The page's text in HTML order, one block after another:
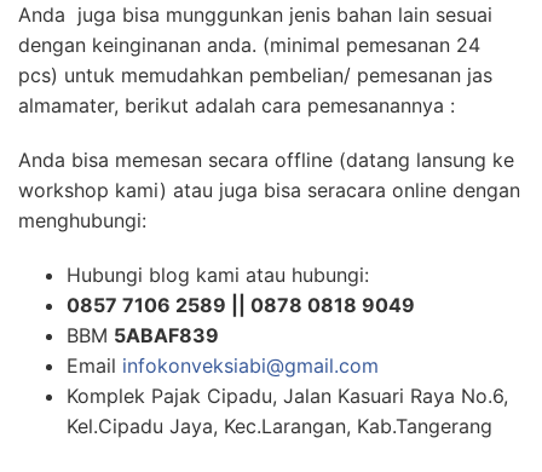
Anda juga bisa munggunkan jenis bahan lain sesuai
dengan keinginanan anda. (minimal pemesanan 24
pcs) untuk memudahkan pembelian/ pemesanan jas
almamater, berikut adalah cara pemesanannya :
Anda bisa memesan secara offline (datang lansung ke
workshop kami) atau juga bisa seracara online dengan
menghubungi:
Hubungi blog kami atau hubungi:
0857 7106 2589 || 0878 0818 9049
BBM 5ABAF839
Email infokonveksiabi@gmail.com
Komplek Pajak Cipadu, Jalan Kasuari Raya No.6,
Kel.Cipadu Jaya, Kec.Larangan, Kab.Tangerang